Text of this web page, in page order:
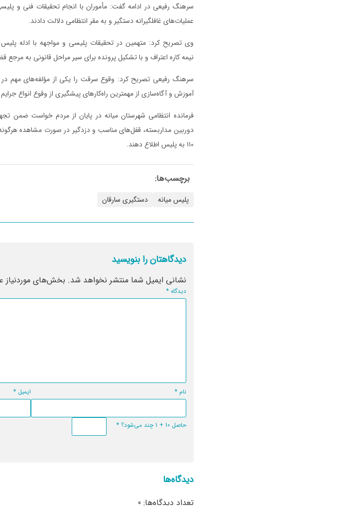
سرهنگ رفیعی در ادامه گفت: مأموران با انجام تحقیقات فنی و
عملیات‌های غافلگیرانه دستگیر و به مقر انتظامی دلالت دادند.
نیمه کاره اعتراف و با تشکیل پرونده برای سیر مراحل قانونی به
سرهنگ رفیعی تصریح کرد: وقوع سرقت را یکی از مؤلفه‌های مهم
آموزش و آگاه‌سازی از مهمترین راه‌کارهای پیشگیری از وقوع انواع
فرمانده انتظامی شهرستان میانه در پایان از مردم خواست ضمن
دوربین مداربسته، قفل‌های مناسب و دزدگیر در صورت مشاهده
۱۱۰ به پلیس اطلاع دهند.
برچسب‌ها:
پلیس میانه دستگیری سارقان
دیدگاهتان را بنویسید
نشانی ایمیل شما منتشر نخواهد شد. بخش‌های موردنیاز
دیدگاه*
نام* ایمیل *
حاصل 10 + 1 چند می‌شود؟ *
دیدگاه‌ها
تعداد دیدگاه‌ها: 0